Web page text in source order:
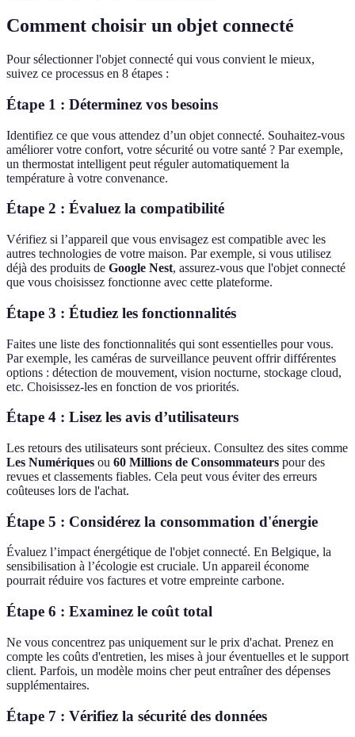
Comment choisir un objet connecté
Pour sélectionner l'objet connecté qui vous convient le mieux,
suivez ce processus en 8 étapes :
Étape 1 : Déterminez vos besoins
Identifiez ce que vous attendez d’un objet connecté. Souhaitez-vous
améliorer votre confort, votre sécurité ou votre santé ? Par exemple,
un thermostat intelligent peut réguler automatiquement la
température à votre convenance.
Étape 2 : Évaluez la compatibilité
Vérifiez si l’appareil que vous envisagez est compatible avec les
autres technologies de votre maison. Par exemple, si vous utilisez
déjà des produits de Google Nest, assurez-vous que l'objet connecté
que vous choisissez fonctionne avec cette plateforme.
Étape 3 : Étudiez les fonctionnalités
Faites une liste des fonctionnalités qui sont essentielles pour vous.
Par exemple, les caméras de surveillance peuvent offrir différentes
options : détection de mouvement, vision nocturne, stockage cloud,
etc. Choisissez-les en fonction de vos priorités.
Étape 4 : Lisez les avis d’utilisateurs
Les retours des utilisateurs sont précieux. Consultez des sites comme
Les Numériques ou 60 Millions de Consommateurs pour des
revues et classements fiables. Cela peut vous éviter des erreurs
coûteuses lors de l'achat.
Étape 5 : Considérez la consommation d'énergie
Évaluez l’impact énergétique de l'objet connecté. En Belgique, la
sensibilisation à l’écologie est cruciale. Un appareil économe
pourrait réduire vos factures et votre empreinte carbone.
Étape 6 : Examinez le coût total
Ne vous concentrez pas uniquement sur le prix d'achat. Prenez en
compte les coûts d'entretien, les mises à jour éventuelles et le support
client. Parfois, un modèle moins cher peut entraîner des dépenses
supplémentaires.
Étape 7 : Vérifiez la sécurité des données